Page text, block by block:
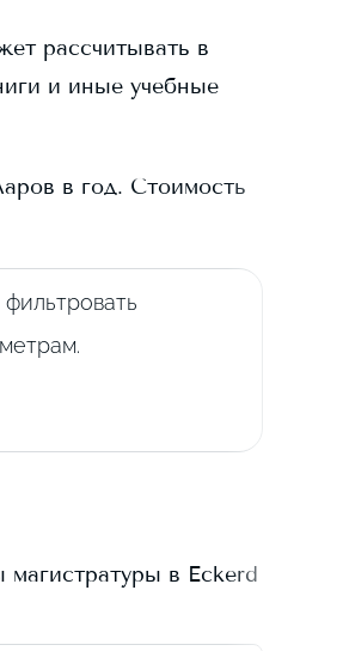
рассчитывать в
и иные учебные
в год. Стоимость
в Eckerd